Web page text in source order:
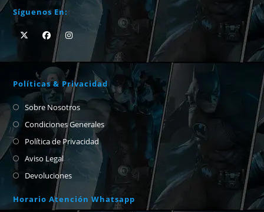
Síguenos En:
Políticas & Privacidad
Sobre Nosotros
Condiciones Generales
Política de Privacidad
Aviso Legal
Devoluciones
Horario Atención Whatsapp